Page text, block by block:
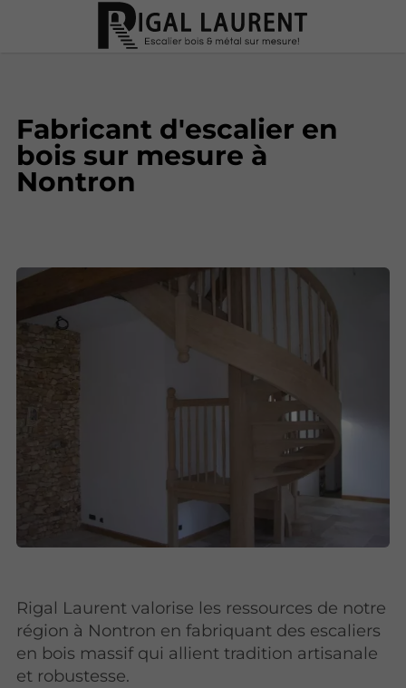
Fabricant d'escalier en
bois sur mesure à
Nontron
Rigal Laurent valorise les ressources de notre
région à Nontron en fabriquant des escaliers
en bois massif qui allient tradition artisanale
et robustesse.